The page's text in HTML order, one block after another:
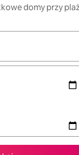
domy przy
możesz poruszać się